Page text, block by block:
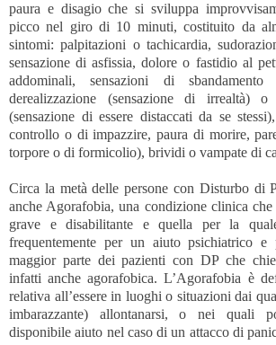
paura e disagio che si sviluppa
picco nel giro di 10 minuti, costituito da
sintomi: palpitazioni o tachicardia,
sensazione di asfissia, dolore o fastidio al
addominali, sensazioni di
derealizzazione (sensazione di irrealtà) o
(sensazione di essere distaccati da se
controllo o di impazzire, paura di morire,
torpore o di formicolio), brividi o vampate di
Circa la metà delle persone con Disturbo di
anche Agorafobia, una condizione clinica
grave e disabilitante e quella per la
frequentemente per un aiuto psichiatrico e
maggior parte dei pazienti con DP che
infatti anche agorafobica. L’Agorafobia è
relativa all’essere in luoghi o situazioni dai
imbarazzante) allontanarsi, o nei quali
disponibile aiuto nel caso di un attacco di